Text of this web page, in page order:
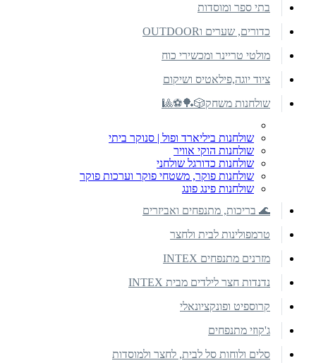
בתי ספר ומוסדות
כדורים, שערים וOUTDOOR
מולטי טריינר ומכשירי כוח
ציוד יוגה,פילאטיס ושיקום
שולחנות משחק🎲🏓⚽🎱
שולחנות ביליארד ופול | סנוקר ביתי
שולחנות הוקי אוויר
שולחנות כדורגל שולחני
שולחנות פוקר, משטחי פוקר וערכות פוקר
שולחנות פינג פונג
🌊 בריכות, מתנפחים ואביזרים
טרמפולינות לבית ולחצר
מזרנים מתנפחים INTEX
נדנדות חצר לילדים מבית INTEX
קרוספיט ופונקציונאלי
ג'קוזי מתנפחים
סלים ולוחות סל לבית, לחצר ולמוסדות